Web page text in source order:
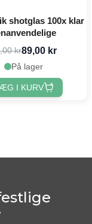
shotglas 100x klar
kr89,00 kr
På lager
I KURV